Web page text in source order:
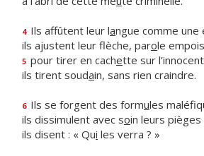
4 Ils affûtent leur langue comme une
ils ajustent leur flèche, parole
5 pour tirer en cachette sur
ils tirent soudain, sans rien craindre.
6 Ils se forgent des formules
ils dissimulent avec soin leurs pièges
ils disent : « Qui les verra ? »